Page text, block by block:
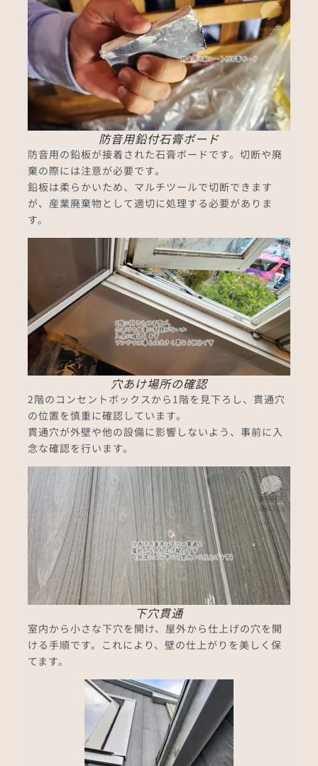
防音用鉛付石膏ボード
防音用の鉛板が接着された石膏ボードです。切断や廃
棄の際には注意が必要です。
鉛板は柔らかいため、マルチツールで切断できます
が、産業廃棄物として適切に処理する必要がありま
す。
穴あけ場所の確認
2階のコンセントボックスから1階を見下ろし、貫通穴
の位置を慎重に確認しています。
貫通穴が外壁や他の設備に影響しないよう、事前に入
念な確認を行います。
下穴貫通
室内から小さな下穴を開け、屋外から仕上げの穴を開
ける手順です。これにより、壁の仕上がりを美しく保
てます。